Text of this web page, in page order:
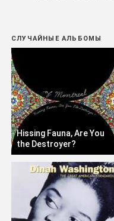
СЛУЧАЙНЫЕ АЛЬБОМЫ
Hissing Fauna, Are You
the Destroyer?